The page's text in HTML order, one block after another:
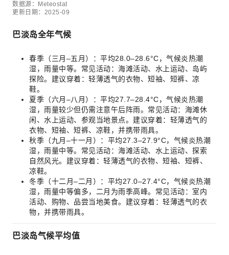
数据源：Meteostat
更新日期：2025-09
巴淡岛全年气候
春季（三月–五月）：平均28.0–28.6°C，气候炎热潮
湿，雨量中等。常见活动：海滩活动、水上运动、岛屿
探险。建议穿着：轻薄透气的衣物、短袖、短裤、凉
鞋。
夏季（六月–八月）：平均27.7–28.4°C，气候炎热潮
湿，雨量较少但仍需注意午后阵雨。常见活动：海滩休
闲、水上运动、参观当地景点。建议穿着：轻薄透气的
衣物、短袖、短裤、凉鞋，并携带雨具。
秋季（九月–十一月）：平均27.3–27.9°C，气候炎热潮
湿，雨量中等。常见活动：海滩活动、水上运动、探索
自然风光。建议穿着：轻薄透气的衣物、短袖、短裤、
凉鞋。
冬季（十二月–二月）：平均27.0–27.4°C，气候炎热潮
湿，雨量中等偏多，二月为雨季高峰。常见活动：室内
活动、购物、品尝当地美食。建议穿着：轻薄透气的衣
物，并携带雨具。
巴淡岛气候平均值